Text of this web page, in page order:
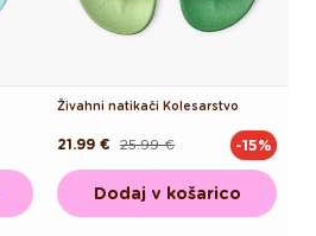
Živahni natikači Kolesarstvo
Redna
25.99 €
Akcijska
21.99 € -15%
Dodaj v košarico